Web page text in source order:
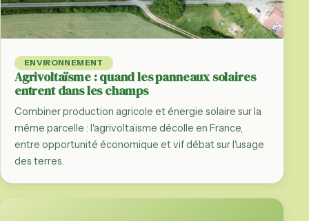
ENVIRONNEMENT
Agrivoltaïsme : quand les panneaux solaires
entrent dans les champs
Combiner production agricole et énergie solaire sur la
même parcelle : l'agrivoltaïsme décolle en France,
entre opportunité économique et vif débat sur l'usage
des terres.